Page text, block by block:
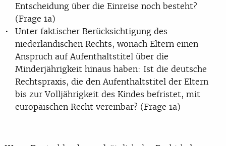
Entscheidung über die Einreise noch besteht?
(Frage 1a)
Unter faktischer Berücksichtigung des
niederländischen Rechts, wonach Eltern einen
Anspruch auf Aufenthaltstitel über die
Minderjährigkeit hinaus haben: Ist die deutsche
Rechtspraxis, die den Aufenthaltstitel der Eltern
bis zur Volljährigkeit des Kindes befristet, mit
europäischen Recht vereinbar? (Frage 1a)